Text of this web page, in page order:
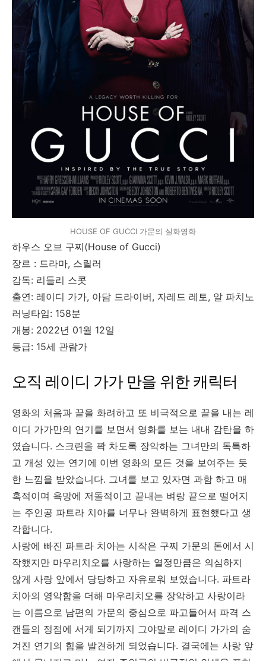
HOUSE OF GUCCI 가문의 실화영화
하우스 오브 구찌(House of Gucci)
장르 : 드라마, 스릴러
감독: 리들리 스콧
출연: 레이디 가가, 아담 드라이버, 자레드 레토, 알 파치노
러닝타임: 158분
개봉: 2022년 01월 12일
등급: 15세 관람가
오직 레이디 가가 만을 위한 캐릭터
영화의 처음과 끝을 화려하고 또 비극적으로 끝을 내는 레
이디 가가만의 연기를 보면서 영화를 보는 내내 감탄을 하
였습니다. 스크린을 꽉 차도록 장악하는 그녀만의 독특하
고 개성 있는 연기에 이번 영화의 모든 것을 보여주는 듯
한 느낌을 받았습니다. 그녀를 보고 있자면 과함 하고 매
혹적이며 욕망에 저돌적이고 끝내는 벼랑 끝으로 떨어지
는 주인공 파트라 치아를 너무나 완벽하게 표현했다고 생
각합니다.
사랑에 빠진 파트라 치아는 시작은 구찌 가문의 돈에서 시
작했지만 마우리치오를 사랑하는 열정만큼은 의심하지
않게 사랑 앞에서 당당하고 자유로워 보였습니다. 파트라
치아의 영악함을 더해 마우리치오를 장악하고 사랑이라
는 이름으로 남편의 가문의 중심으로 파고들어서 파격 스
캔들의 정점에 서게 되기까지 그야말로 레이디 가가의 숨
겨진 연기의 힘을 발견하게 되었습니다. 결국에는 사랑 앞